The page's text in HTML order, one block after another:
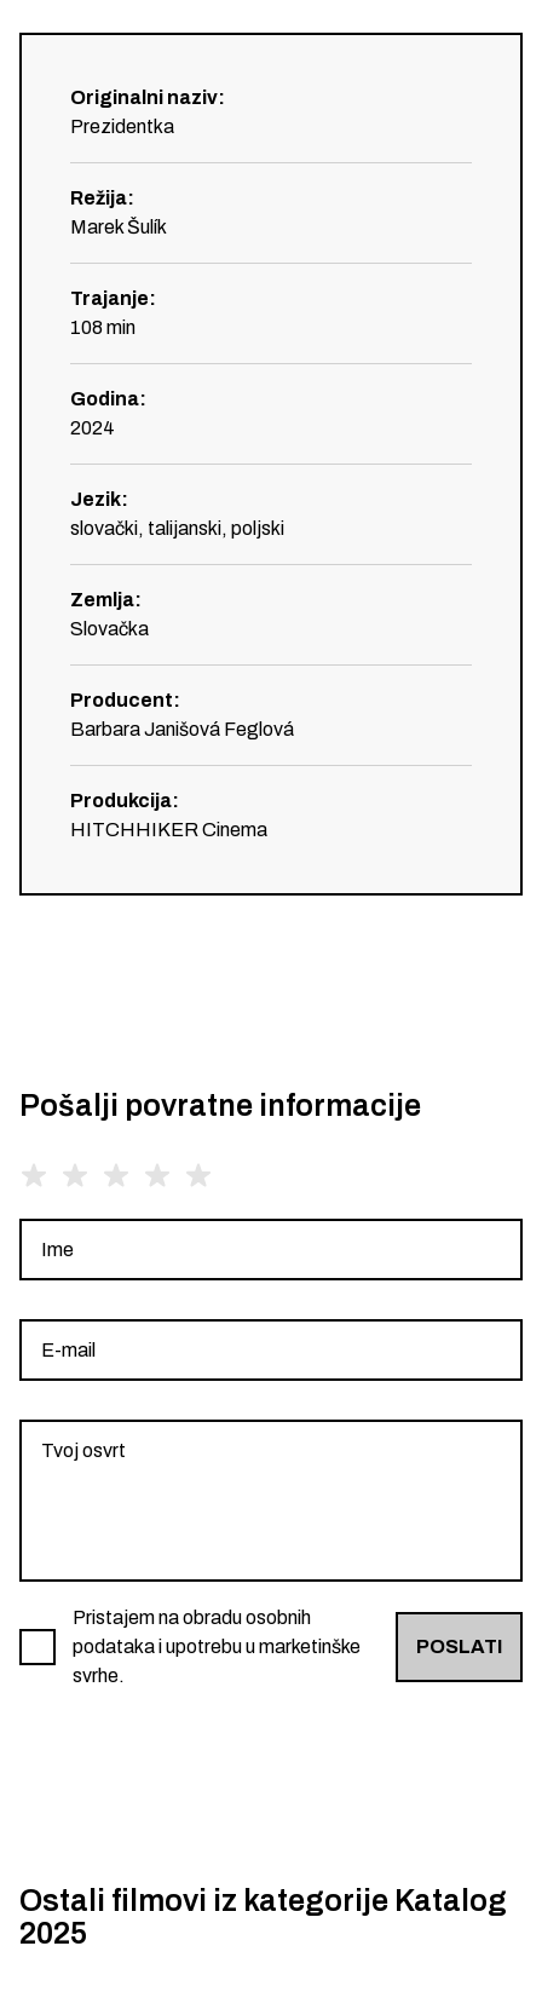
Originalni naziv:
Prezidentka
Režija:
Marek Šulík
Trajanje:
108min
Godina:
2024
Jezik:
slovački, talijanski, poljski
Zemlja:
Slovačka
Producent:
Barbara Janišová Feglová
Produkcija:
HITCHHIKER Cinema
Pošalji povratne informacije
Pristajem na obradu osobnih
podataka i upotrebu u marketinške
svrhe.
POSLATI
Ostali filmovi iz kategorije Katalog
2025